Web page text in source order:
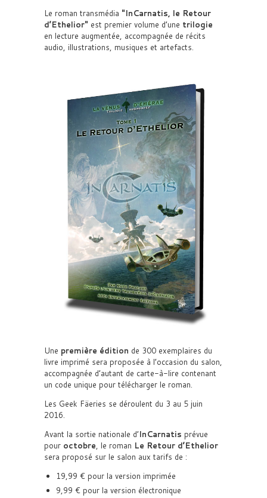
Le roman transmédia
InCarnatis, le Retour
d’Ethelior
est premier volume d’une trilogie
en lecture augmentée, accompagnée de récits
audio, illustrations, musiques et artefacts.
Une première édition de 300 exemplaires du
livre imprimé sera proposée à l’occasion du salon,
accompagnée d’autant de carte-à-lire contenant
un code unique pour télécharger le roman.
Les Geek Fäeries se déroulent du 3 au 5 juin
2016.
Avant la sortie nationale d’InCarnatis prévue
pour octobre, le roman Le Retour d’Ethelior
sera proposé sur le salon aux tarifs de :
19,99 € pour la version imprimée
9,99 € pour la version électronique